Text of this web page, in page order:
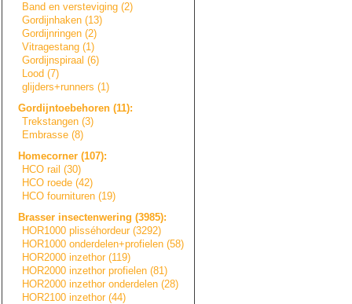
Band en versteviging (2)
Gordijnhaken (13)
Gordijnringen (2)
Vitragestang (1)
Gordijnspiraal (6)
Lood (7)
glijders+runners (1)
Gordijntoebehoren (11):
Trekstangen (3)
Embrasse (8)
Homecorner (107):
HCO rail (30)
HCO roede (42)
HCO fournituren (19)
Brasser insectenwering (3985):
HOR1000 plisséhordeur (3292)
HOR1000 onderdelen+profie en (58)
HOR2000 inzethor (119)
HOR2000 inzethor profielen (81)
HOR2000 inzethor onderdelen (28)
HOR2100 inzethor (44)